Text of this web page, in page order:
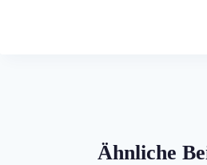
Ähnliche